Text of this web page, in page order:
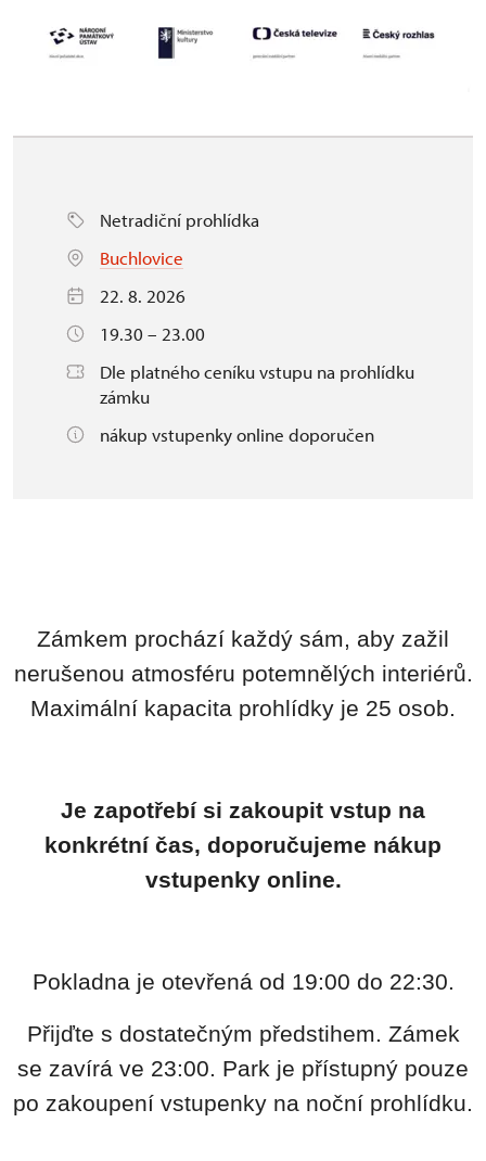
Netradiční prohlídka
Buchlovice
22. 8. 2026
19.30 – 23.00
Dle platného ceníku vstupu na prohlídku
zámku
nákup vstupenky online doporučen
Zámkem prochází každý sám, aby zažil
nerušenou atmosféru potemnělých interiérů.
Maximální kapacita prohlídky je 25 osob.
Je zapotřebí si zakoupit vstup na
konkrétní čas, doporučujeme nákup
vstupenky online.
Pokladna je otevřená od 19:00 do 22:30.
Přijďte s dostatečným předstihem. Zámek
se zavírá ve 23:00. Park je přístupný pouze
po zakoupení vstupenky na noční prohlídku.